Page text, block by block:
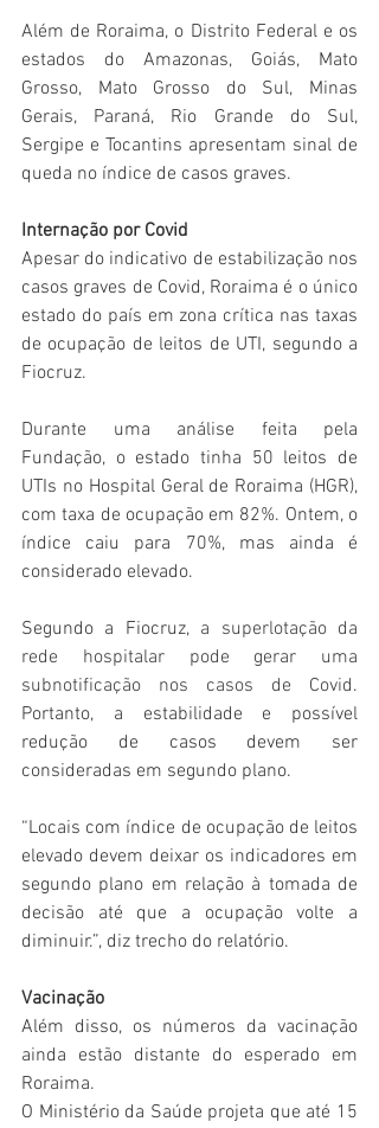
Além de Roraima, o Distrito Federal e os
estados do Amazonas, Goiás, Mato
Grosso, Mato Grosso do Sul, Minas
Gerais, Paraná, Rio Grande do Sul,
Sergipe e Tocantins apresentam sinal de
queda no índice de casos graves.
Internação por Covid
Apesar do indicativo de estabilização nos
casos graves de Covid, Roraima é o único
estado do país em zona crítica nas taxas
de ocupação de leitos de UTI, segundo a
Fiocruz.
Durante uma análise feita pela
Fundação, o estado tinha 50 leitos de
UTIs no Hospital Geral de Roraima (HGR),
com taxa de ocupação em 82%. Ontem, o
índice caiu para 70%, mas ainda é
considerado elevado.
Segundo a Fiocruz, a superlotação da
rede hospitalar pode gerar uma
subnotificação nos casos de Covid.
Portanto, a estabilidade e possível
redução de casos devem ser
consideradas em segundo plano.
“Locais com índice de ocupação de leitos
elevado devem deixar os indicadores em
segundo plano em relação à tomada de
decisão até que a ocupação volte a
diminuir.”, diz trecho do relatório.
Vacinação
Além disso, os números da vacinação
ainda estão distante do esperado em
Roraima.
O Ministério da Saúde projeta que até 15